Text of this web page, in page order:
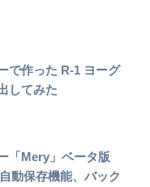
で作った R-1 ヨーグ
してみた
「Mery」ベータ版
動保存機能、バック